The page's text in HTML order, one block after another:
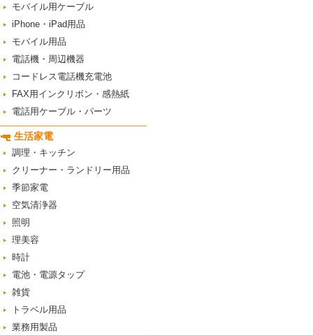
モバイル用ケーブル
iPhone・iPad用品
モバイル用品
電話機・周辺機器
コードレス電話機充電池
FAX用インクリボン・感熱紙
電話用ケーブル・パーツ
生活家電
調理・キッチン
クリーナー・ランドリー用品
季節家電
空気清浄器
照明
理美容
時計
電池・電源タップ
雑貨
トラベル用品
業務用製品